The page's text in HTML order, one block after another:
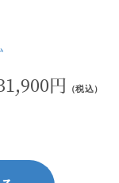
円 （税込）